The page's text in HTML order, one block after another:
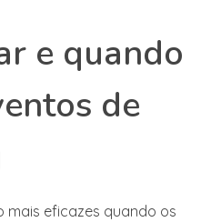
e quando
de
mais eficazes quando os